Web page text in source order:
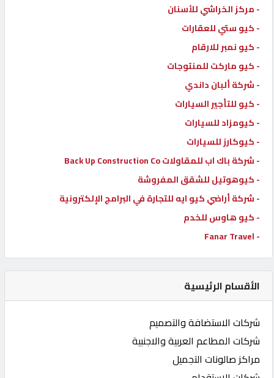
POWERED
QHOST
- مركز الخراشي للأسنان
- كيو ستي للعقارات
- كيو نمبر للارقام
- كيو ماركت للمنتوجات
- شركة ألبان داندي
- كيو للتأجير السيارات
- كيومزاد للسيارات
- كيوكارز للسيارات
- شركة باك اب للمقاولات Back Up Construction Co
- كيوهوتيل للشقق المفروشة
- شركة أراضي كيو ايه للتجارة في البرامج الإلكترونية
- كيو هاوس للخدم
- Fanar Travel
الأقسام الرئيسية
شركات الاستضافة والتصميم
شركات المطاعم العربية والاجنبية
مراكز صالونات التجميل